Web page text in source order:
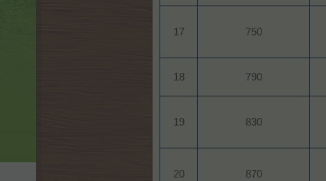
17​ 750​
18​ 790​
19​ 830​
20​ 870​